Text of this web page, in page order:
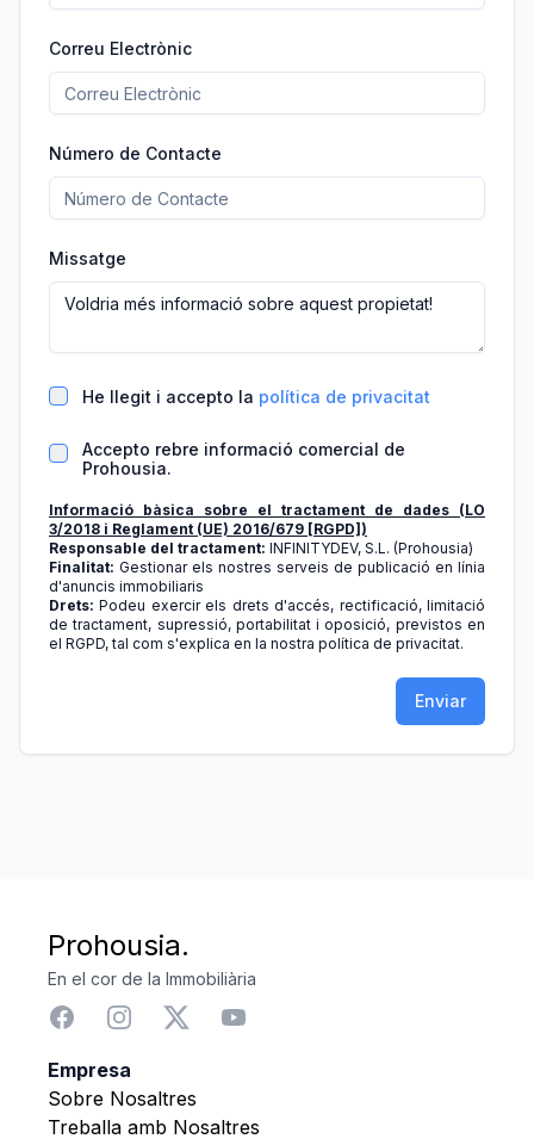
Correu Electrònic
Número de Contacte
Missatge
He llegit i accepto la política de privacitat
Accepto rebre informació comercial de
Prohousia.
Informació bàsica sobre el tractament de dades (LO
3/2018 i Reglament (UE) 2016/679 [RGPD])
Responsable del tractament: INFINITYDEV, S.L. (Prohousia)
Finalitat: Gestionar els nostres serveis de publicació en línia
d'anuncis immobiliaris
Drets: Podeu exercir els drets d'accés, rectificació, limitació
de tractament, supressió, portabilitat i oposició, previstos en
el RGPD, tal com s'explica en la nostra política de privacitat.
Enviar
Prohousia.
En el cor de la Immobiliària
Empresa
Sobre Nosaltres
Treballa amb Nosaltres